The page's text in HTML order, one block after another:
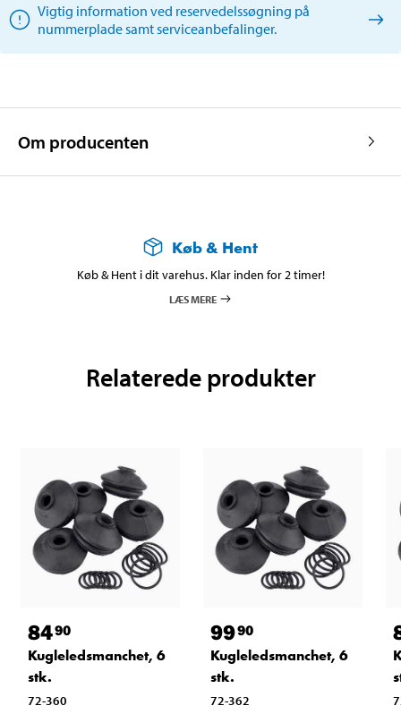
Vigtig information ved reservedelssøgning på
nummerplade samt serviceanbefalinger.
Om producenten
Køb & Hent
Køb & Hent i dit varehus. Klar inden for 2 timer!
LÆS MERE
Relaterede produkter
8490
Kugleledsmanchet, 6
stk.
72-360
9990
Kugleledsmanchet, 6
stk.
72-362